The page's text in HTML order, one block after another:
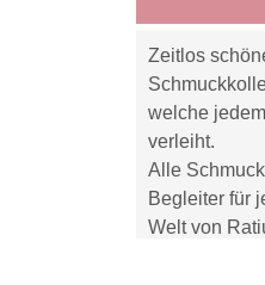
Zeitlos
welche
verleiht.
Alle
Begleiter für
Welt von